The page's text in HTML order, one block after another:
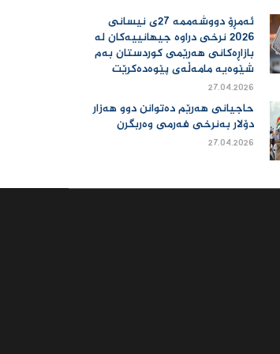
ئەمڕۆ دووشەممە 27ی نیسانی
2026 نرخی دراوە جیهانییەكان لە
بازاڕەكانی هەرێمی كوردستان بەم
شێوەیە مامەڵەی پێوەدەكرێت
27.04.2026
حاجیانی هەرێم دەتوانن دوو هەزار
دۆلار بەنرخی فەرمی وەربگرن
27.04.2026